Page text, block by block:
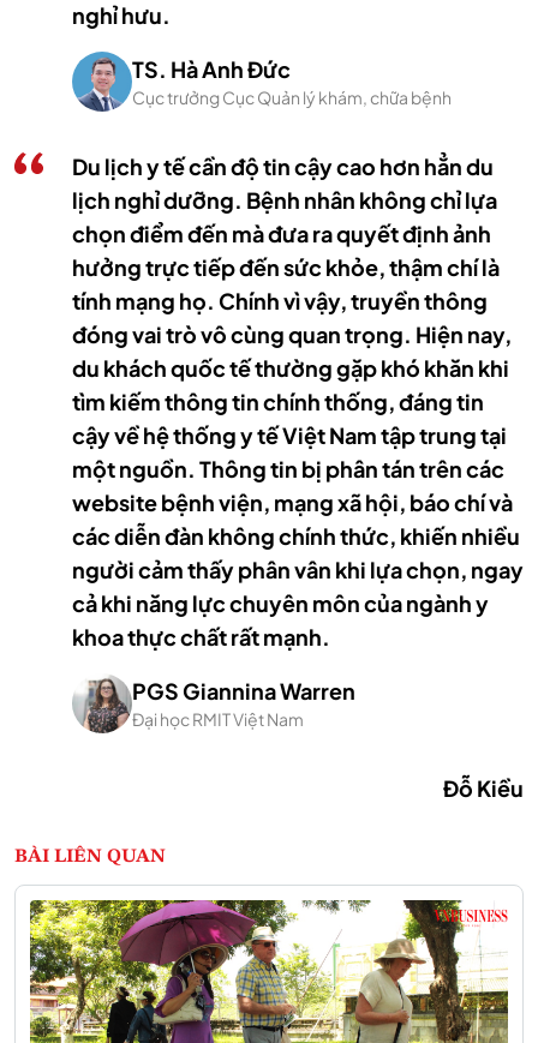
nghỉ hưu.
TS. Hà Anh Đức
Cục trưởng Cục Quản lý khám, chữa bệnh
Du lịch y tế cần độ tin cậy cao hơn hẳn du
lịch nghỉ dưỡng. Bệnh nhân không chỉ lựa
chọn điểm đến mà đưa ra quyết định ảnh
hưởng trực tiếp đến sức khỏe, thậm chí là
tính mạng họ. Chính vì vậy, truyền thông
đóng vai trò vô cùng quan trọng. Hiện nay,
du khách quốc tế thường gặp khó khăn khi
tìm kiếm thông tin chính thống, đáng tin
cậy về hệ thống y tế Việt Nam tập trung tại
một nguồn. Thông tin bị phân tán trên các
website bệnh viện, mạng xã hội, báo chí và
các diễn đàn không chính thức, khiến nhiều
người cảm thấy phân vân khi lựa chọn, ngay
cả khi năng lực chuyên môn của ngành y
khoa thực chất rất mạnh.
PGS Giannina Warren
Đại học RMIT Việt Nam
Đỗ Kiều
BÀI LIÊN QUAN